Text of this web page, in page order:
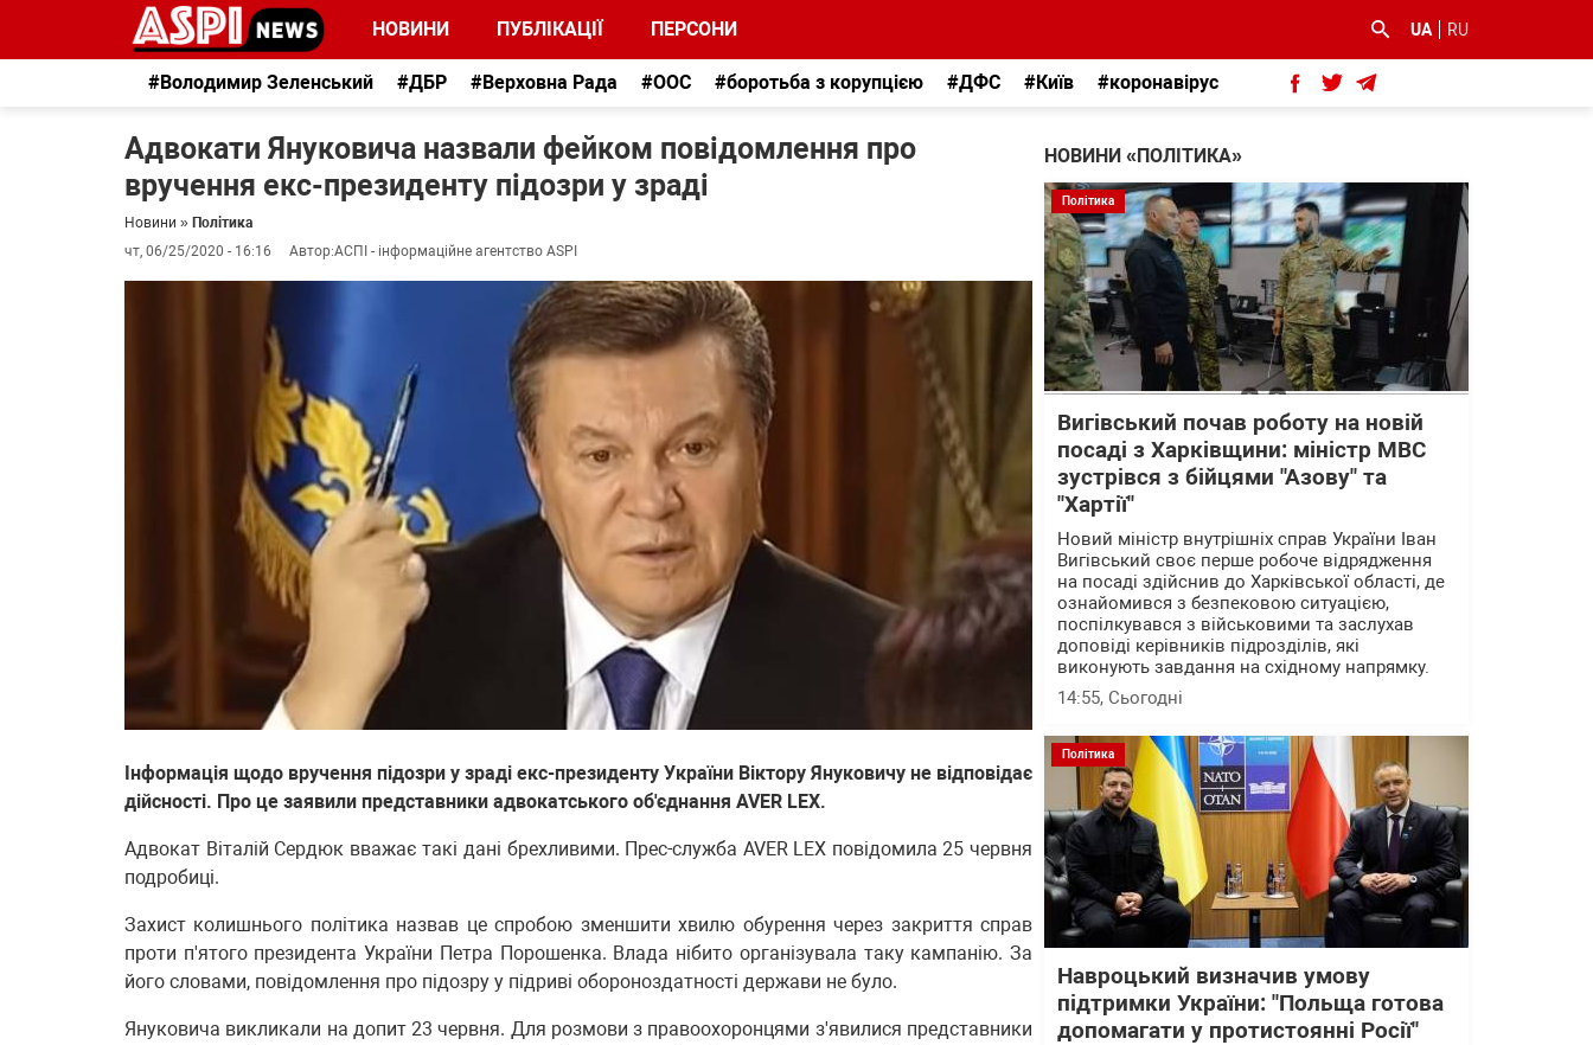
НОВИНИ ПУБЛІКАЦІЇ ПЕРСОНИ UA RU
#Володимир Зеленський #ДБР #Верховна Рада #ООС #боротьба з корупцією #ДФС #Київ #коронавірус
Адвокати Януковича назвали фейком повідомлення про
вручення екс-президенту підозри у зраді
Новини » Політика
чт, 06/25/2020 - 16:16
Автор:АСПІ - інформаційне агентство ASPI
Інформація щодо вручення підозри у зраді екс-президенту України Віктору Януковичу не відповідає
дійсності. Про це заявили представники адвокатського об'єднання AVER LEX.
Адвокат Віталій Сердюк вважає такі дані брехливими. Прес-служба AVER LEX повідомила 25 червня
подробиці.
Захист колишнього політика назвав це спробою зменшити хвилю обурення через закриття справ
проти п'ятого президента України Петра Порошенка. Влада нібито організувала таку кампанію. За
його словами, повідомлення про підозру у підриві обороноздатності держави не було.
Януковича викликали на допит 23 червня. Для розмови з правоохоронцями з'явилися представники
НОВИНИ «ПОЛІТИКА»
Політика
Вигівський почав роботу на новій
посаді з Харківщини: міністр МВС
зустрівся з бійцями "Азову" та
"Хартії"
Новий міністр внутрішніх справ України Іван
Вигівський своє перше робоче відрядження
на посаді здійснив до Харківської області, де
ознайомився з безпековою ситуацією,
поспілкувався з військовими та заслухав
доповіді керівників підрозділів, які
виконують завдання на східному напрямку.
14:55, Сьогодні
Політика
Навроцький визначив умову
підтримки України: "Польща готова
допомагати у протистоянні Росії"